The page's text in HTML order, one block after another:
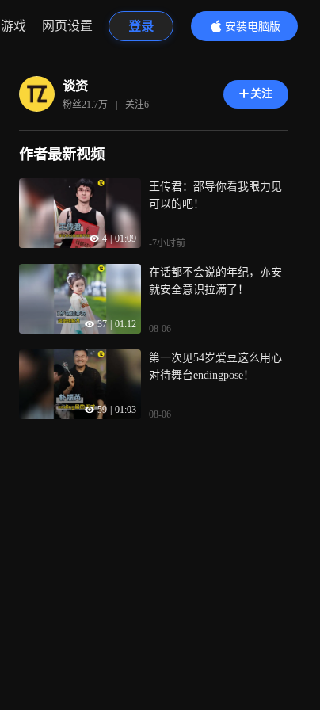
游戏 网页设置 登录
安装电脑版
内容更精彩
谈资
粉丝21.7万 | 关注6
关注
作者最新视频
4 | 01:09
王传君：邵导你看我眼力见
可以的吧！
-7小时前
37 01:12
在话都不会说的年纪，亦安
就安全意识拉满了！
08-06
59 01:03
第一次见54岁爱豆这么用心
对待舞台endingpose！
08-06